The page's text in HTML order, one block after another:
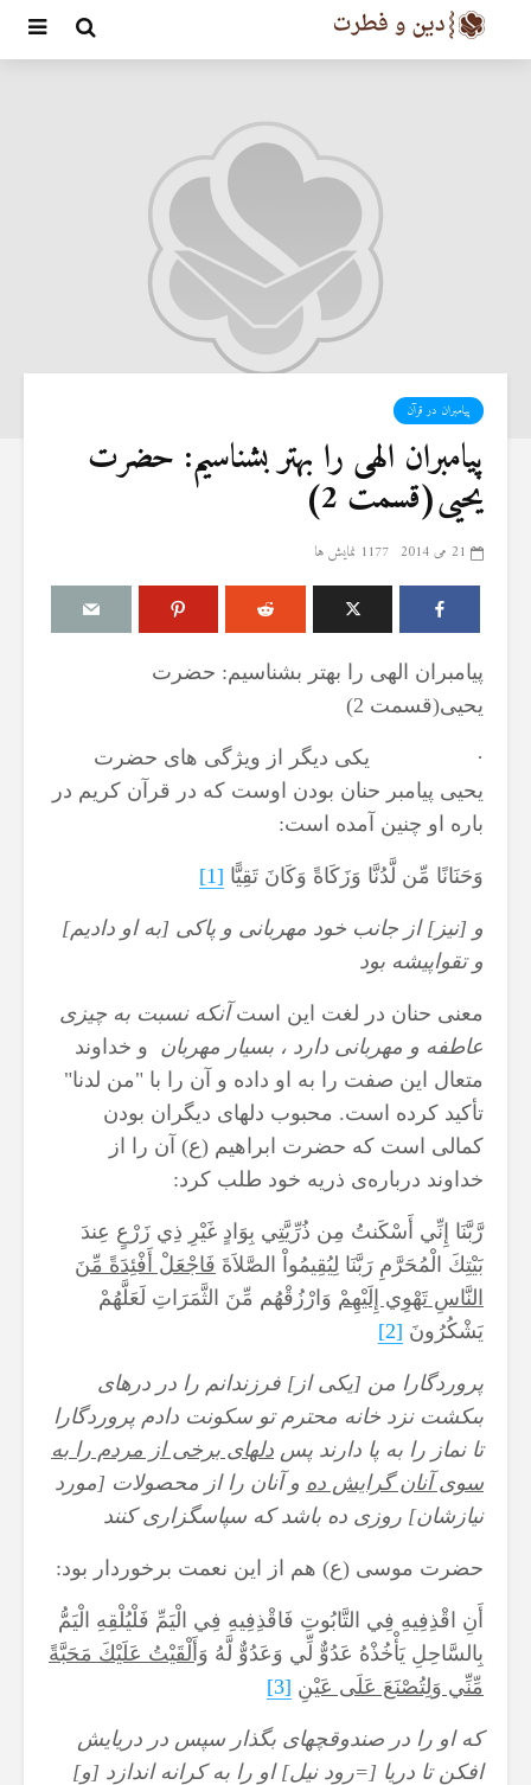
پیامبران در قرآن
پیامبران الهی را بهتر بشناسیم: حضرت
‌یحیی(قسمت 2)
21 می 2014 1177 نمایش ها
پیامبران الهی را بهتر بشناسیم: حضرت
‌یحیی(قسمت 2)
· یکی دیگر از ویژگی های حضرت
یحیی پیامبر حنان بودن اوست که در قرآن کریم در
باره او چنین آمده است:
وَحَنَانًا مِّن لَّدُنَّا وَزَكَاةً وَكَانَ تَقِيًّا [1]
و [نيز] از جانب خود مهربانى و پاكى [به او داديم]
و تقواپيشه بود
معنی حنان در لغت این است آنكه نسبت به چيزى
عاطفه و مهربانى دارد ، بسيار مهربان و خداوند
متعال این صفت را به او داده و آن را با "من لدنا"
تأکید کرده است. محبوب دلهای د‌یگران بودن
کمالی است که حضرت ابراهیم (ع) آن را از
خداوند درباره‌ی‌ ذر‌یه خود طلب كرد:
رَّبَّنَا إِنِّي أَسْكَنتُ مِن ذُرِّيَّتِي بِوَادٍ غَيْرِ ذِي زَرْعٍ عِندَ
بَيْتِكَ الْمُحَرَّمِ رَبَّنَا لِيُقِيمُواْ الصَّلاَةَ فَاجْعَلْ أَفْئِدَةً مِّنَ
النَّاسِ تَهْوِي إِلَيْهِمْ وَارْزُقْهُم مِّنَ الثَّمَرَاتِ لَعَلَّهُمْ
يَشْكُرُونَ [2]
پروردگارا من [يكى از] فرزندانم را در دره‏اى
بى‏كشت نزد خانه محترم تو سكونت دادم پروردگارا
تا نماز را به پا دارند پس دلهاى برخى از مردم را به
سوى آنان گرايش ده و آنان را از محصولات [مورد
نيازشان] روزى ده باشد كه سپاسگزارى كنند
حضرت موسی (ع) هم از این نعمت برخوردار بود:
أَنِ اقْذِفِيهِ فِي التَّابُوتِ فَاقْذِفِيهِ فِي الْيَمِّ فَلْيُلْقِهِ الْيَمُّ
بِالسَّاحِلِ يَأْخُذْهُ عَدُوٌّ لِّي وَعَدُوٌّ لَّهُ وَأَلْقَيْتُ عَلَيْكَ مَحَبَّةً
مِّنِّي وَلِتُصْنَعَ عَلَى عَيْنِ [3]
كه او را در صندوقچه‏اى بگذار سپس در دريايش
افكن تا دريا [=رود نيل] او را به كرانه اندازد [و]
مقصود از «کتاب مکنون»
در آیه ۷۸ سوره واقعه
18 نمایش ها
آیا سوراخ کردن کشتی،
کشتن آن نوجوان و ساختن
دیوار، ارتباطی با علم غیبِ
آینده داشت؟
24 نمایش ها
ساختن یا درخواست آن
4 جولای 2026
15 نمایش ها
6 آگوست 2026
19 نمایش ها